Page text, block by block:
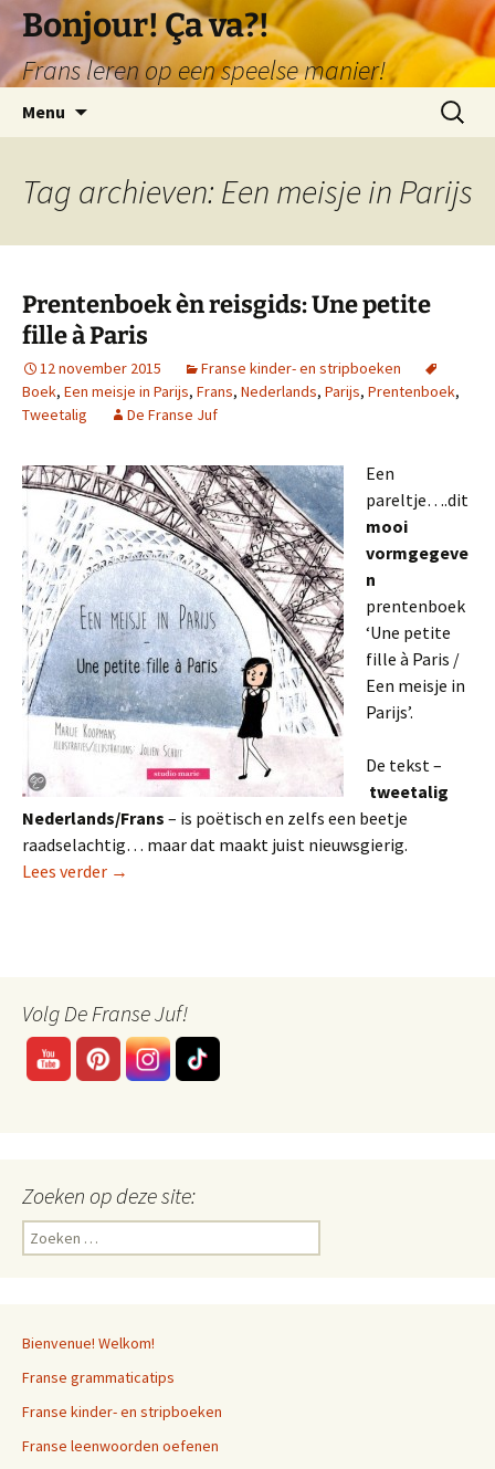
naar
de
inhoud
Bonjour! Ça va?!
Frans leren op een speelse manier!
Menu
Zoeken
naar:
Tag archieven: Een meisje in Parijs
Prentenboek èn reisgids: Une petite
fille à Paris
12 november 2015
Franse kinder- en stripboeken
Boek, Een meisje in Parijs, Frans, Nederlands, Parijs, Prentenboek,
Tweetalig
De Franse Juf
Een
pareltje….dit
mooi
vormgegeve
n
prentenboek
‘Une petite
fille à Paris /
Een meisje in
Parijs’.
De tekst –
tweetalig
Nederlands/Frans – is poëtisch en zelfs een beetje
raadselachtig… maar dat maakt juist nieuwsgierig.
Lees verder Prentenboek èn reisgids: Une petite fille à Paris
→
Volg De Franse Juf!
Zoeken op deze site:
Zoeken
naar:
Bienvenue! Welkom!
Franse grammaticatips
Franse kinder- en stripboeken
Franse leenwoorden oefenen